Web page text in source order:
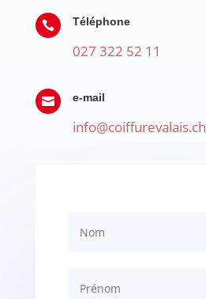
 Téléphone
027 322 52 11
 e-mail
info@coiffurevalais.ch